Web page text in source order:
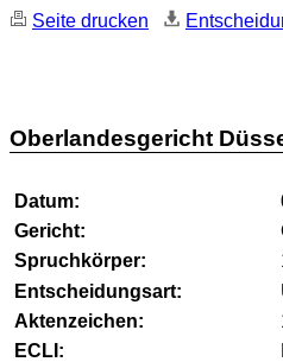
Seite drucken
Oberlandesgericht
Datum:
Gericht:
Spruchkörper:
Entscheidungsart:
Aktenzeichen:
ECLI: